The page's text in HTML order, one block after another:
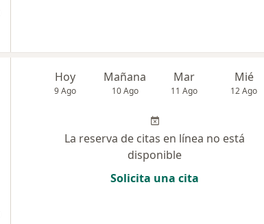
Hoy
9 Ago
Mañana
10 Ago
Mar
11 Ago
Mié
12 Ago
La reserva de citas en línea no está
disponible
Solicita una cita